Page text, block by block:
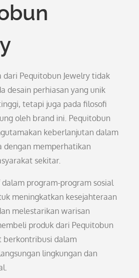
dari Pequitobun Jewelry tidak
desain perhiasan yang unik
tetapi juga pada filosofi
oleh brand ini. Pequitobun
keberlanjutan dalam
dengan memperhatikan
sekitar.
program-program sosial
meningkatkan kesejahteraan
melestarikan warisan
produk dari Pequitobun
berkontribusi dalam
lingkungan dan